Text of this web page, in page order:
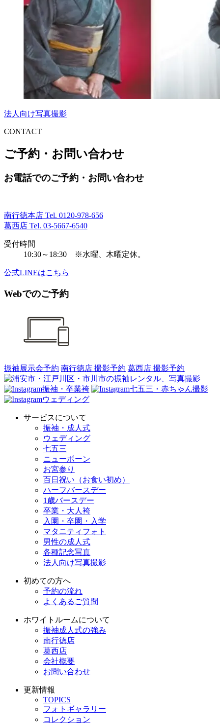
法人向け写真撮影
CONTACT
ご予約・お問い合わせ
お電話でのご予約・お問い合わせ
南行徳本店 Tel. 0120-978-656
葛西店 Tel. 03-5667-6540
受付時間
10:30～18:30 ※水曜、木曜定休。
公式LINEはこちら
Webでのご予約
振袖展示会予約 南行徳店 撮影予約 葛西店 撮影予約
振袖・卒業袴
七五三・赤ちゃん撮影
ウェディング
サービスについて
振袖・成人式
ウェディング
七五三
ニューボーン
お宮参り
百日祝い（お食い初め）
ハーフバースデー
1歳バースデー
卒業・大人袴
入園・卒園・入学
マタニティフォト
男性の成人式
各種記念写真
法人向け写真撮影
初めての方へ
予約の流れ
よくあるご質問
ホワイトルームについて
振袖成人式の強み
南行徳店
葛西店
会社概要
お問い合わせ
更新情報
TOPICS
フォトギャラリー
コレクション